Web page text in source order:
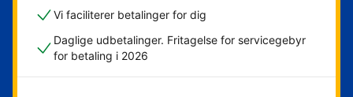
Vi faciliterer betalinger for dig
Daglige udbetalinger. Fritagelse for servicegebyr
for betaling i 2026